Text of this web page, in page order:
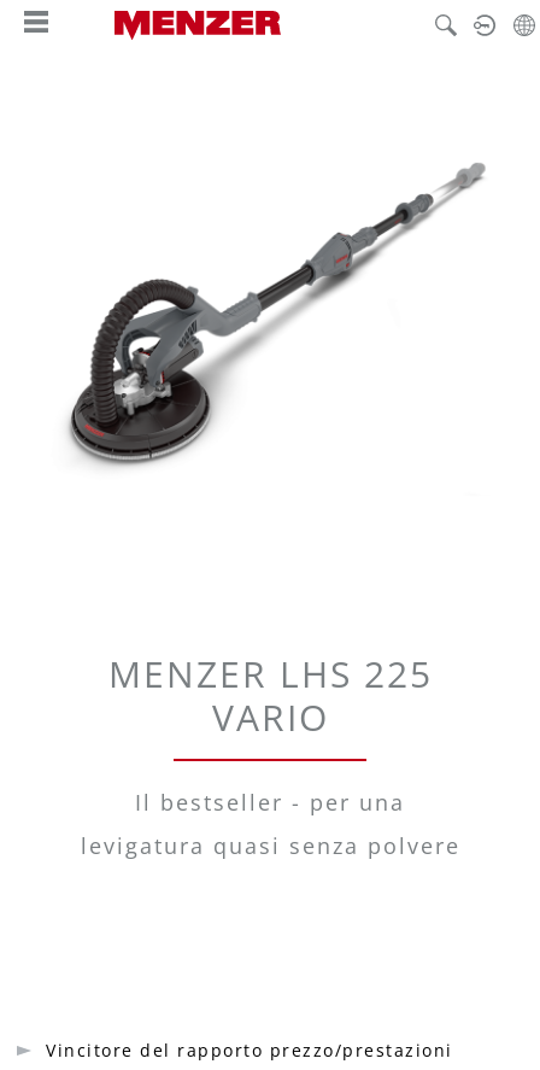
principale
MENZER LHS 225
VARIO
Il bestseller - per una
levigatura quasi senza polvere
Vincitore del rapporto prezzo/prestazioni